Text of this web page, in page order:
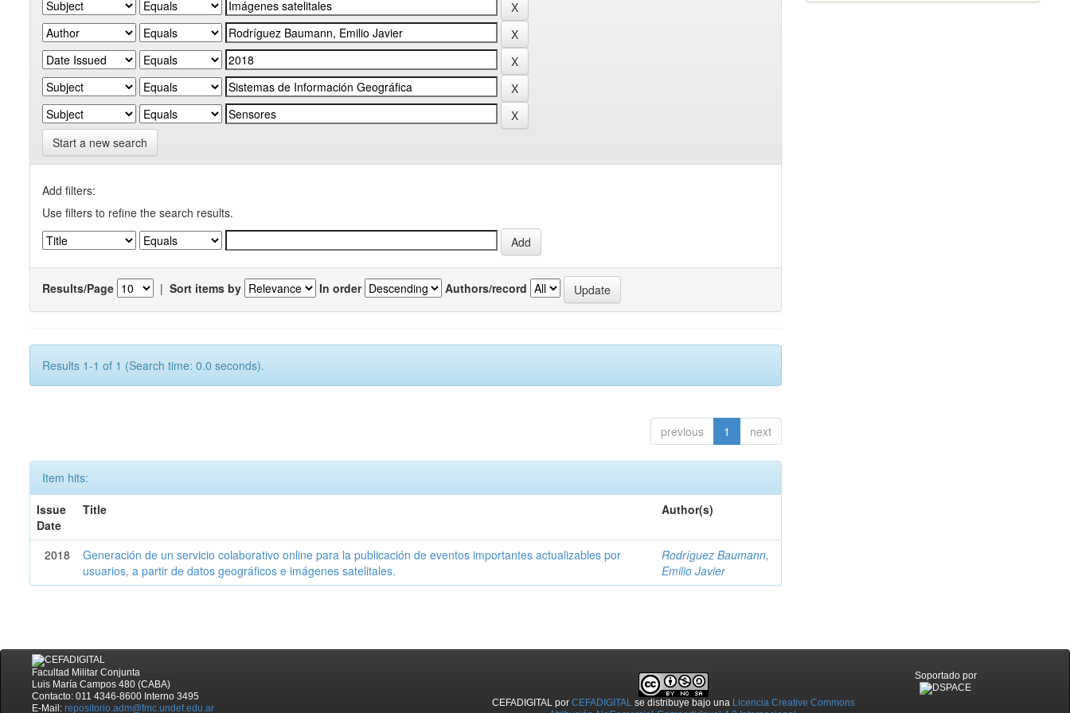
Start a new search
Add filters:
Use filters to refine the search results.
Results/Page | Sort items by In order Authors/record
Results 1-1 of 1 (Search time: 0.0 seconds).
previous 1 next
Item hits:
Issue
Date
Title Author(s)
2018
Generación de un servicio colaborativo online para la publicación de eventos importantes actualizables por
usuarios, a partir de datos geográficos e imágenes satelitales.
Rodríguez Baumann,
Emilio Javier
Facultad Militar Conjunta
Luis María Campos 480 (CABA)
Contacto: 011 4346-8600 Interno 3495
E-Mail: repositorio.adm@fmc.undef.edu.ar CEFADIGITAL porCEFADIGITAL se distribuye bajo una Licencia Creative Commons
Soportado por